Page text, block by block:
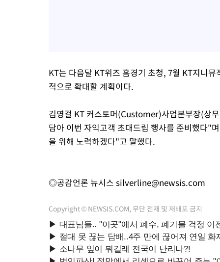
KT는 다음달 KT위즈 홈경기 초청, 7월 KT지니
적으로 확대할 계획이다.
김영걸 KT 커스토머(Customer)사업본부장(상
담아 이번 자익고객 초대드림 행사를 준비했다"
을 위해 노력하겠다"고 말했다.
◎공감언론 뉴시스 silverline@newsis.com
Copyright © NEWSIS.COM, 무단 전재 및 재배포 금지